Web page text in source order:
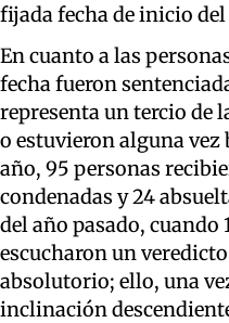
fijada fecha de inicio
En cuanto a las
fecha fueron
representa un tercio de
o estuvieron alguna
año, 95 personas
condenadas y 24
del año pasado, cuando
escucharon un
absolutorio; ello, una
inclinación